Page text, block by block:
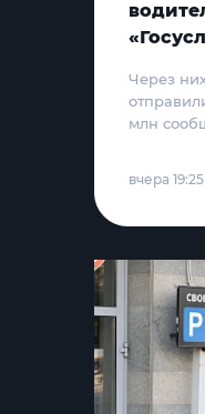
Через
млн
вчера 19:25